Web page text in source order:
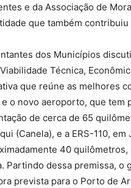
e da Associação de
que também
dos Municípios
Técnica,
que reúne as melhores
o novo aeroporto, que tem
de cerca de 65
(Canela), e a ERS-110,
40
Partindo dessa premissa, o
prevista para o Porto de